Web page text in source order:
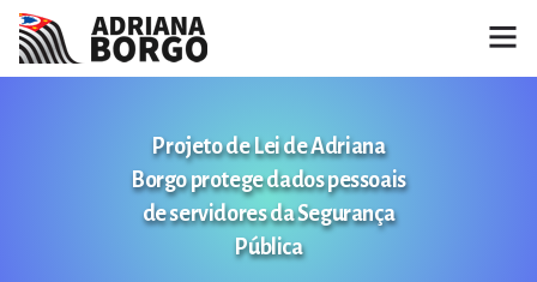
CONHEÇA A ADRIANA
Projeto de Lei de Adriana
Borgo protege dados pessoais
de servidores da Segurança
Pública